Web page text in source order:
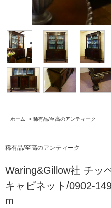
ホーム > 稀有品/至高のアンティーク
稀有品/至高のアンティーク
Waring&Gillow社 チッ
キャビネット/0902-
m